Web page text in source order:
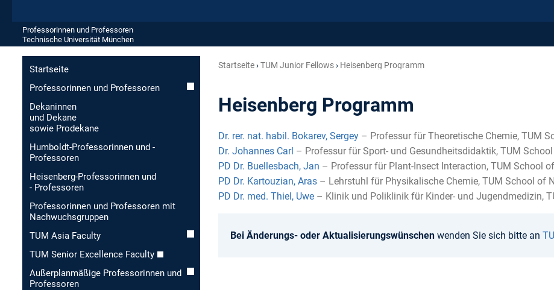
Professorinnen und Professoren
Technische Universität München
Startseite
Professorinnen und Professoren
Dekaninnen
und Dekane
sowie Prodekane
Humboldt-Professorinnen und -
Professoren
Heisenberg-Professorinnen und
- Professoren
Professorinnen und Professoren mit
Nachwuchsgruppen
TUM Asia Faculty
TUM Senior Excellence Faculty
Außerplanmäßige Professorinnen und
Professoren
Startseite TUM Junior Fellows Heisenberg Programm
Heisenberg Programm
Dr. rer. nat. habil. Bokarev, Sergey– Professur für Theoretische Chemie, TUM
Dr. Johannes Carl – Professur für Sport- und Gesundheitsdidaktik, TUM
PD Dr. Buellesbach, Jan – Professur für Plant-Insect Interaction, TUM School
PD Dr. Kartouzian, Aras– Lehrstuhl für Physikalische Chemie, TUM School of
PD Dr. med. Thiel, Uwe – Klinik und Poliklinik für Kinder- und Jugendmedizin,
Bei Änderungs- oder Aktualisierungswünschenwenden Sie sich bitte an